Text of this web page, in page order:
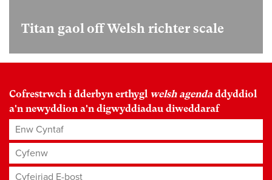
Titan gaol off Welsh richter scale
Cofrestrwch i dderbyn erthygl welsh agenda ddyddiol
a'n newyddion a'n digwyddiadau diweddaraf
Enw Cyntaf
Cyfenw
Cyfeiriad E-bost*